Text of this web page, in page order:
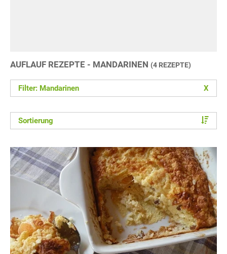
AUFLAUF REZEPTE - MANDARINEN (4 REZEPTE)
Filter: Mandarinen X
Sortierung